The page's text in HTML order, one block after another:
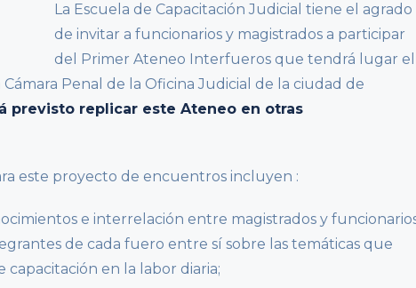
La Escuela de Capacitación Judicial tiene el agrado
de invitar a funcionarios y magistrados a participar
del Primer Ateneo Interfueros que tendrá lugar el
Penal de la Oficina Judicial de la ciudad de
previsto replicar este Ateneo en otras
este proyecto de encuentros incluyen :
e interrelación entre magistrados y
de cada fuero entre sí sobre las temáticas que
capacitación en la labor diaria;